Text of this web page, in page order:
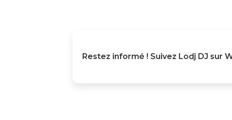
Restez informé ! Suivez Lodj DJ sur